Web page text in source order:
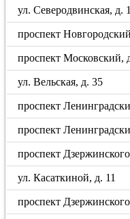
ул. Северодвинская, д.
проспект
проспект Московский,
ул. Вельская, д. 35
проспект
проспект
проспект
ул. Касаткиной, д. 11
проспект